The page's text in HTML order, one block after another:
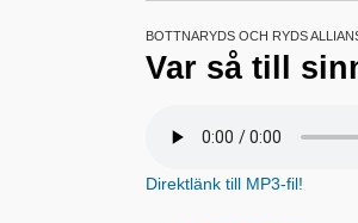
BOTTNARYDS OCH RYDS
Var så till
Direktlänk till MP3-fil!